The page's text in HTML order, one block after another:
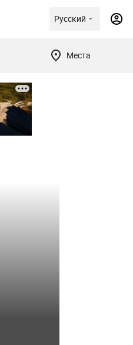
Русский
Места